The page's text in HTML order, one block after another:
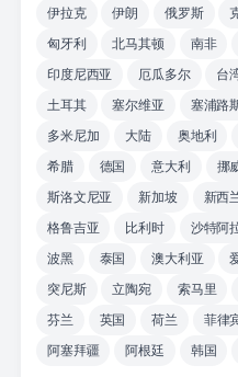
伊拉克
伊朗 俄罗斯
匈牙利
北马其顿 南非
印度尼西亚
厄瓜多尔 台
土耳其
塞尔维亚 塞浦路
多米尼加
大陆 奥地利
希腊
德国 意大利 挪
斯洛文尼亚
新加坡 新西
格鲁吉亚
比利时 沙特阿
波黑
泰国 澳大利亚
突尼斯
立陶宛 索马里
芬兰
英国 荷兰 菲律
阿塞拜疆
阿根廷 韩国